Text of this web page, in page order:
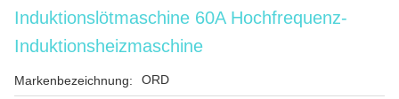
Induktionslötmaschine 60A Hochfrequenz-
Induktionsheizmaschine
Markenbezeichnung: ORD